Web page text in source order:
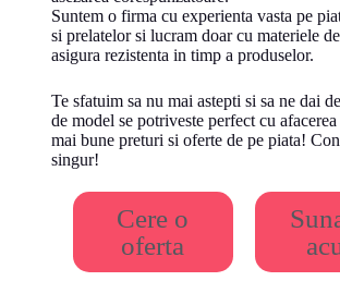
Suntem o firma cu experienta vasta pe
si prelatelor si lucram doar cu materiele
asigura rezistenta in timp a produselor.
Te sfatuim sa nu mai astepti si sa ne dai
de model se potriveste perfect cu
mai bune preturi si oferte de pe piata!
singur!
Cere o
oferta